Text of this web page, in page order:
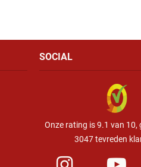
SOCIAL
Onze rating is 9.1 van 10,
3047 tevreden